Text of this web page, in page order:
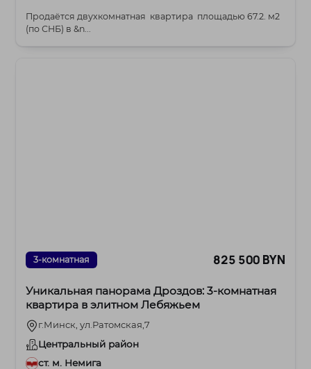
Продаётся двухкомнатная квартира площадью 67.2. м2
(по СНБ) в &n...
3-комнатная 825 500 BYN
Уникальная панорама Дроздов: 3-комнатная
квартира в элитном Лебяжьем
г.Минск, ул.Ратомская,7
Центральный район
ст. м. Немига